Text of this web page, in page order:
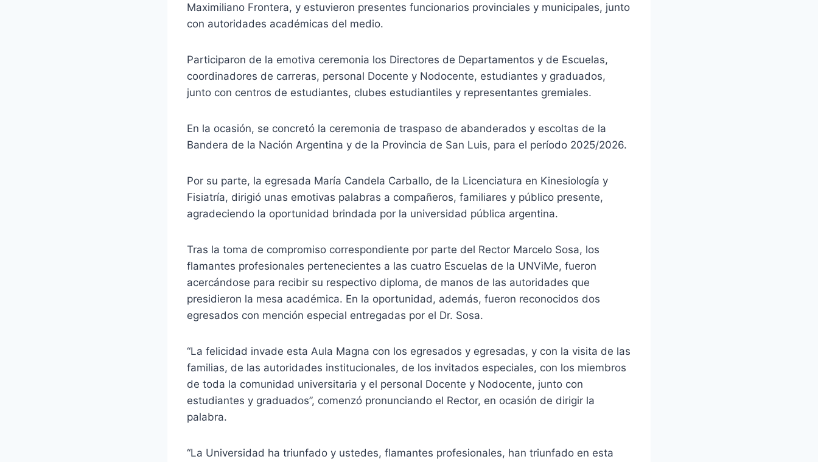
Maximiliano Frontera, y estuvieron presentes funcionarios provinciales y municipales, junto
con autoridades académicas del medio.
Participaron de la emotiva ceremonia los Directores de Departamentos y de Escuelas,
coordinadores de carreras, personal Docente y Nodocente, estudiantes y graduados,
junto con centros de estudiantes, clubes estudiantiles y representantes gremiales.
En la ocasión, se concretó la ceremonia de traspaso de abanderados y escoltas de la
Bandera de la Nación Argentina y de la Provincia de San Luis, para el período 2025/2026.
Por su parte, la egresada María Candela Carballo, de la Licenciatura en Kinesiología y
Fisiatría, dirigió unas emotivas palabras a compañeros, familiares y público presente,
agradeciendo la oportunidad brindada por la universidad pública argentina.
Tras la toma de compromiso correspondiente por parte del Rector Marcelo Sosa, los
flamantes profesionales pertenecientes a las cuatro Escuelas de la UNViMe, fueron
acercándose para recibir su respectivo diploma, de manos de las autoridades que
presidieron la mesa académica. En la oportunidad, además, fueron reconocidos dos
egresados con mención especial entregadas por el Dr. Sosa.
“La felicidad invade esta Aula Magna con los egresados y egresadas, y con la visita de las
familias, de las autoridades institucionales, de los invitados especiales, con los miembros
de toda la comunidad universitaria y el personal Docente y Nodocente, junto con
estudiantes y graduados”, comenzó pronunciando el Rector, en ocasión de dirigir la
palabra.
“La Universidad ha triunfado y ustedes, flamantes profesionales, han triunfado en esta